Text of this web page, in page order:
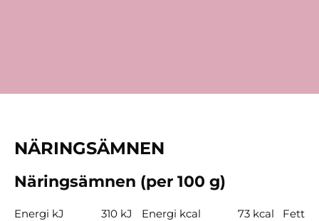
NÄRINGSÄMNEN
Näringsämnen (per 100 g)
Energi kJ 310 kJ Energi kcal 73 kcal
Fett